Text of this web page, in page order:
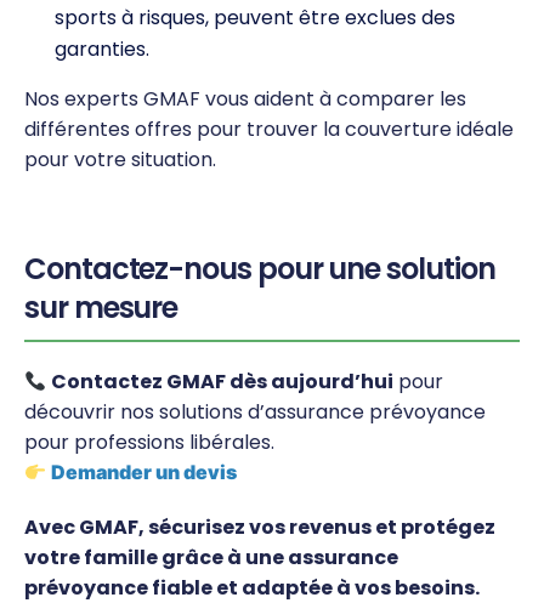
sports à risques, peuvent être exclues des
garanties.
Nos experts GMAF vous aident à comparer les
différentes offres pour trouver la couverture idéale
pour votre situation.
Contactez-nous pour une solution
sur mesure
Contactez GMAF dès aujourd’hui pour
découvrir nos solutions d’assurance prévoyance
pour professions libérales.
Demander un devis
Avec GMAF, sécurisez vos revenus et protégez
votre famille grâce à une assurance
prévoyance fiable et adaptée à vos besoins.